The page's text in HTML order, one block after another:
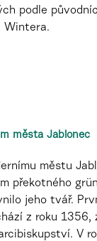
podle
Wintera.
města Jablonec
městu
překotného
jeho tvář.
z roku 1356,
V